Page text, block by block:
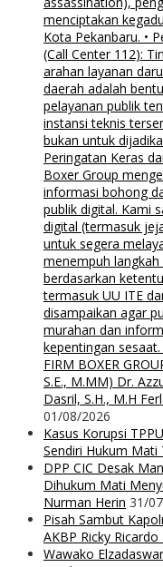
menciptakan
Kota Pekanbaru. •
(Call Center 112):
arahan layanan
daerah adalah
pelayanan publik
instansi teknis
bukan untuk
Peringatan Keras
Boxer Group
informasi bohong
publik digital. Kami
digital (termasuk
untuk segera
menempuh
berdasarkan
termasuk UU ITE
disampaikan agar
murahan dan
kepentingan
FIRM BOXER
S.E., M.MM) Dr.
Dasril, S.H., M.H
01/08/2026
Kasus Korupsi
Sendiri Hukum Mati
DPP CIC Desak
Dihukum Mati
Nurman Herin 31/
Pisah Sambut
AKBP Ricky
Wawako